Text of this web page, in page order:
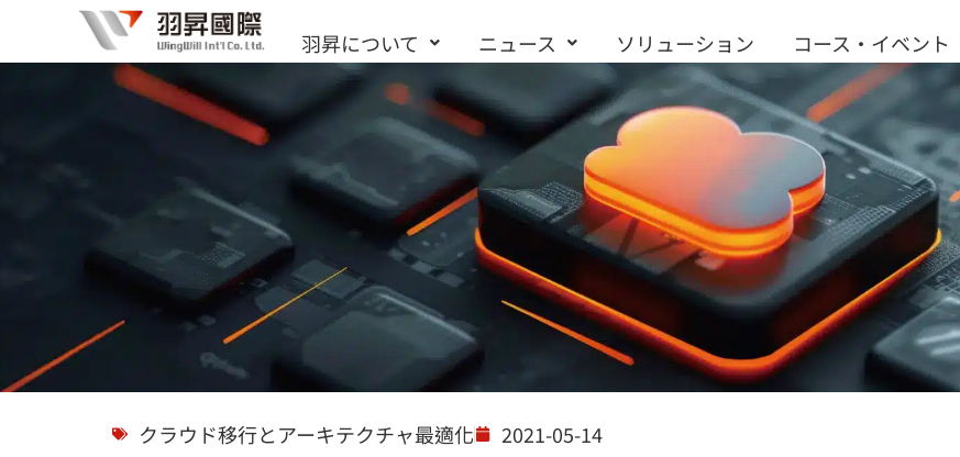
容
羽昇について ニュース ソリューション コース・イベント
お問い合わせ
ソリューション
クラウド移行とアーキテクチャ最適化
2021-05-14